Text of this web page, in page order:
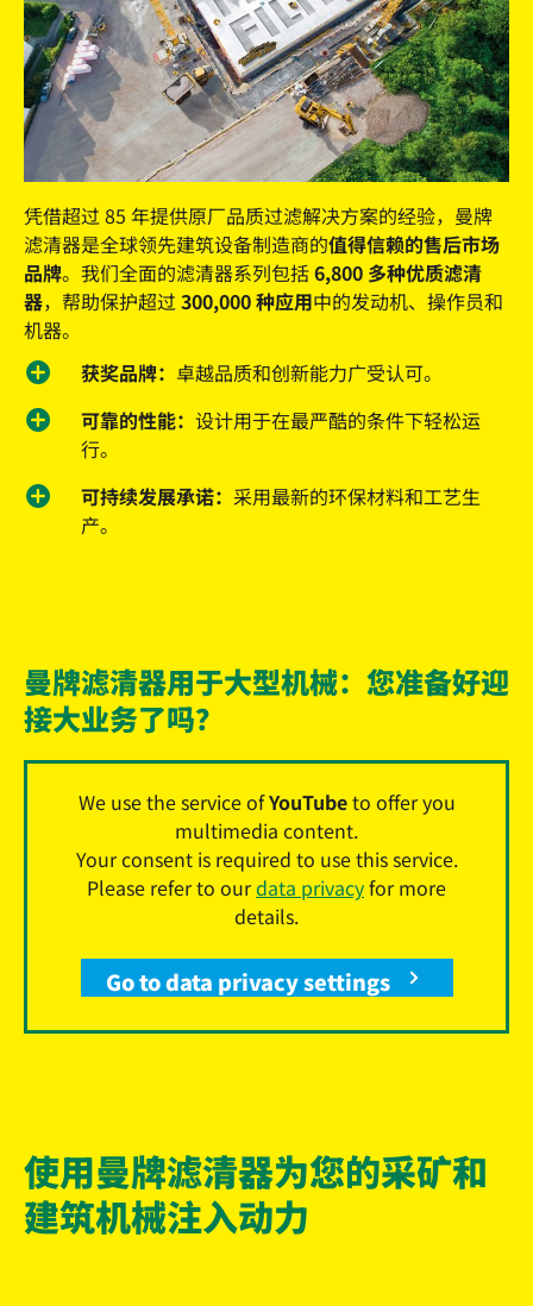
凭借超过 85 年提供原厂品质过滤解决方案的经验，曼牌
滤清器是全球领先建筑设备制造商的值得信赖的售后市场
品牌。我们全面的滤清器系列包括6,800 多种优质滤清
器，帮助保护超过300,000 种应用中的发动机、操作员和
机器。
获奖品牌： 卓越品质和创新能力广受认可。
可靠的性能： 设计用于在最严酷的条件下轻松运
行。
可持续发展承诺： 采用最新的环保材料和工艺生
产。
曼牌滤清器用于大型机械：您准备好迎
接大业务了吗？
We use the service ofYouTubeto offer you
multimedia content.
Your consent is required to use this service.
Please refer to ourdata privacyfor more
details.
Go to data privacy settings
使用曼牌滤清器为您的采矿和
建筑机械注入动力